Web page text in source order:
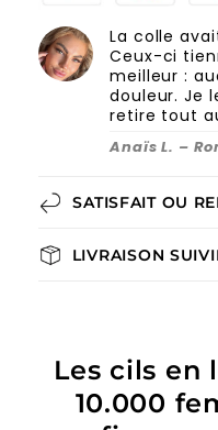
La colle
Ceux-ci
meilleur :
douleur. Je
retire tout
Anaïs L. –
SATISFAIT OU
LIVRAISON
Les cils en
10.000